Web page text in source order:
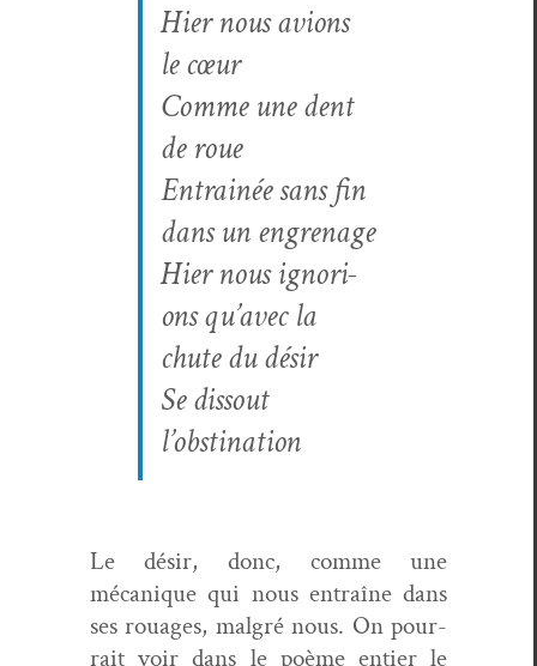
Hier nous avions
le cœur
Comme une dent
de roue
Entrainée sans fin
dans un engrenage
Hier nous igno­ri­
ons qu’avec la
chute du désir
Se dis­sout
l’obstination
Le désir, donc, comme une
mécanique qui nous entraîne dans
ses rouages, mal­gré nous. On pour­
rait voir dans le poème entier le